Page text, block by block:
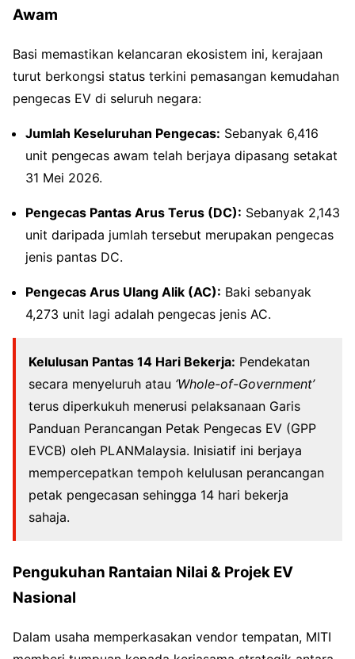
Awam
Basi memastikan kelancaran ekosistem ini, kerajaan
turut berkongsi status terkini pemasangan kemudahan
pengecas EV di seluruh negara:
Jumlah Keseluruhan Pengecas: Sebanyak 6,416
unit pengecas awam telah berjaya dipasang setakat
31 Mei 2026.
Pengecas Pantas Arus Terus (DC): Sebanyak 2,143
unit daripada jumlah tersebut merupakan pengecas
jenis pantas DC.
Pengecas Arus Ulang Alik (AC): Baki sebanyak
4,273 unit lagi adalah pengecas jenis AC.
Kelulusan Pantas 14 Hari Bekerja: Pendekatan
secara menyeluruh atau ‘Whole-of-Government’
terus diperkukuh menerusi pelaksanaan Garis
Panduan Perancangan Petak Pengecas EV (GPP
EVCB) oleh PLANMalaysia. Inisiatif ini berjaya
mempercepatkan tempoh kelulusan perancangan
petak pengecasan sehingga 14 hari bekerja
sahaja.
Pengukuhan Rantaian Nilai & Projek EV
Nasional
Dalam usaha memperkasakan vendor tempatan, MITI